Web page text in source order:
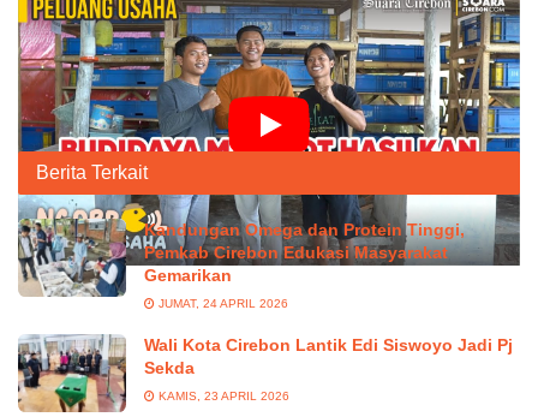
“Setiap pembangunan, termasuk perbaikan jalan dan
penyediaan air bersih, harus dijelaskan secara terbuka
kepada masyarakat, termasuk sumber anggarannya,”
tegas Dedi Mulyadi.
Berita Terkait
Kandungan Omega dan Protein Tinggi,
Pemkab Cirebon Edukasi Masyarakat
Gemarikan
JUMAT, 24 APRIL 2026
Wali Kota Cirebon Lantik Edi Siswoyo Jadi Pj
Sekda
KAMIS, 23 APRIL 2026